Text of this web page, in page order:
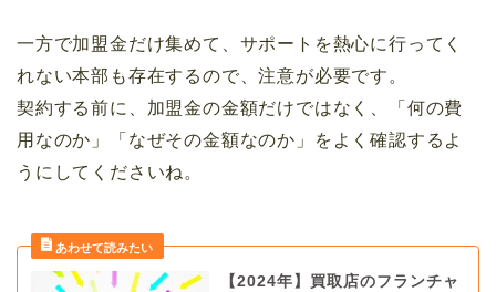
一方で加盟金だけ集めて、サポートを熱心に行ってく
れない本部も存在するので、注意が必要です。
契約する前に、加盟金の金額だけではなく、「何の費
用なのか」「なぜその金額なのか」をよく確認するよ
うにしてくださいね。
【2024年】買取店のフランチャ